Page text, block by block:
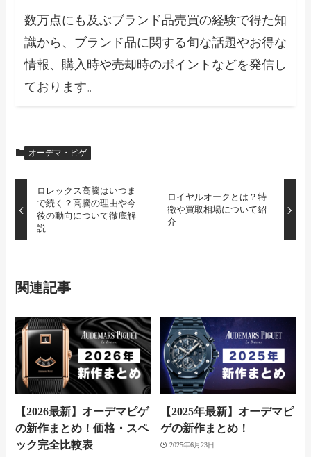
数万点にも及ぶブランド品売買の経験で得た知
識から、ブランド品に関する旬な話題やお得な
情報、購入時や売却時のポイントなどを発信し
ております。
オーデマ・ピゲ
ロレックス高騰はいつま
で続く？高騰の理由や今
後の動向について徹底解
説
ロイヤルオークとは？特
徴や買取相場について紹
介
関連記事
【2026最新】オーデマピゲ
の新作まとめ！価格・スペ
ック完全比較表
【2025年最新】オーデマピ
ゲの新作まとめ！
2025年6月23日